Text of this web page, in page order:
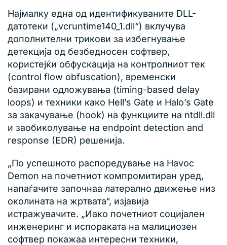
Најмалку една од идентификуваните DLL-
датотеки („vcruntime140_1.dll“) вклучува
дополнителни трикови за избегнување
детекција од безбедносен софтвер,
користејќи обфускација на контролниот тек
(control flow obfuscation), временски
базирани одложувања (timing-based delay
loops) и техники како Hell’s Gate и Halo’s Gate
за закачување (hook) на функциите на ntdll.dll
и заобиколување на endpoint detection and
response (EDR) решенија.
„По успешното распоредување на Havoc
Demon на почетниот компромитиран уред,
напаѓачите започнаа латерално движење низ
околината на жртвата“, изјавија
истражувачите. „Иако почетниот социјален
инженеринг и испораката на малициозен
софтвер покажаа интересни техники,